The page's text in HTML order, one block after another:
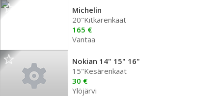
Michelin
20"Kitkarenkaat
165 €
Vantaa
Nokian 14" 15" 16"
15"Kesärenkaat
30 €
Ylöjärvi